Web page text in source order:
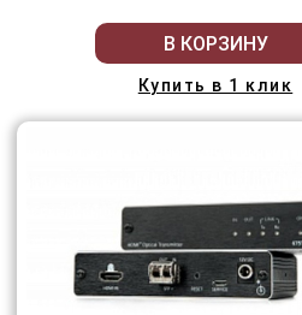
В КОРЗИНУ
Купить в 1 клик